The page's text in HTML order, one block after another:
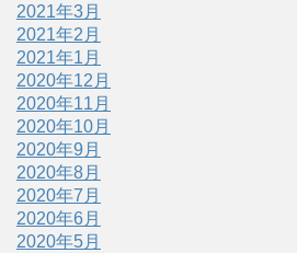
2021年3月
2021年2月
2021年1月
2020年12月
2020年11月
2020年10月
2020年9月
2020年8月
2020年7月
2020年6月
2020年5月